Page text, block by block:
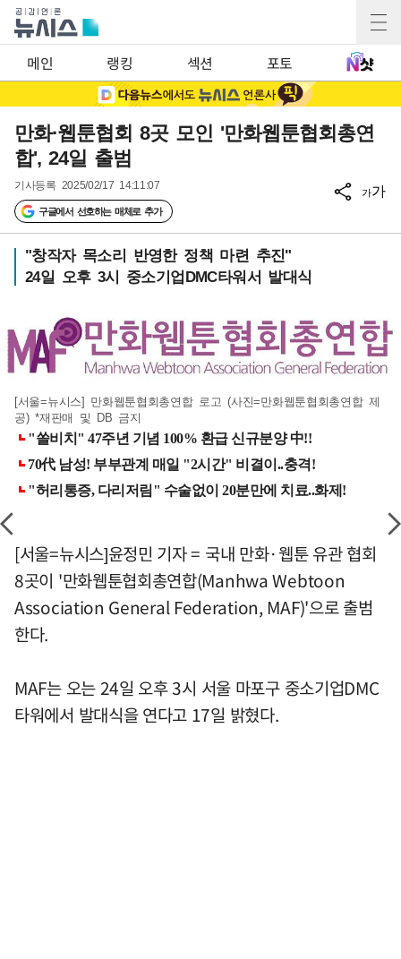
메인 랭킹 섹션 포토
만화·웹툰협회 8곳 모인 '만화웹툰협회총연
합', 24일 출범
기사등록 2025/02/17 14:11:07
구글에서 선호하는 매체로 추가
가가
"창작자 목소리 반영한 정책 마련 추진"
24일 오후 3시 중소기업DMC타워서 발대식
[서울=뉴시스] 만화웹툰협회총연합 로고 (사진=만화웹툰협회총연합 제
공) *재판매 및 DB 금지
[서울=뉴시스]윤정민 기자 = 국내 만화·웹툰 유관 협회
8곳이 '만화웹툰협회총연합(Manhwa Webtoon
Association General Federation, MAF)'으로 출범
한다.
MAF는 오는 24일 오후 3시 서울 마포구 중소기업DMC
타워에서 발대식을 연다고 17일 밝혔다.